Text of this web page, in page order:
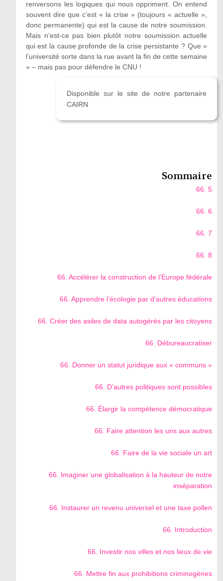
renversons les logiques qui nous oppriment. On entend
souvent dire que c’est « la crise » (toujours « actuelle »,
donc permanente) qui est la cause de notre soumission.
Mais n’est-ce pas bien plutôt notre soumission actuelle
qui est la cause profonde de la crise persistante ? Que «
l’université sorte dans la rue avant la fin de cette semaine
» – mais pas pour défendre le CNU !
Disponible sur le site de notre partenaire
CAIRN
Sommaire
66. 5
66. 6
66. 7
66. 8
66. Accélérer la construction de l’Europe fédérale
66. Apprendre l’écologie par d’autres éducations
66. Créer des asiles de data autogérés par les citoyens
66. Débureaucratiser
66. Donner un statut juridique aux « communs »
66. D’autres politiques sont possibles
66. Élargir la compétence démocratique
66. Faire attention les uns aux autres
66. Faire de la vie sociale un art
66. Imaginer une globalisation à la hauteur de notre
inséparation
66. Instaurer un revenu universel et une taxe pollen
66. Introduction
66. Investir nos villes et nos lieux de vie
66. Mettre fin aux prohibitions criminogènes